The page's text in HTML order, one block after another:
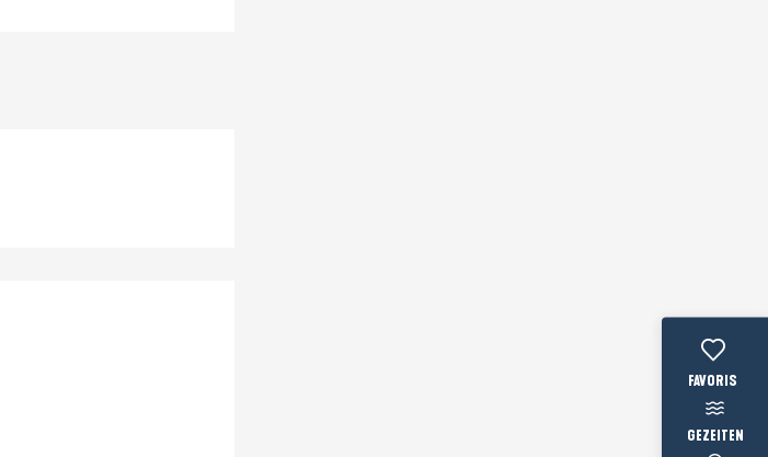
Voir les
GEZEITEN